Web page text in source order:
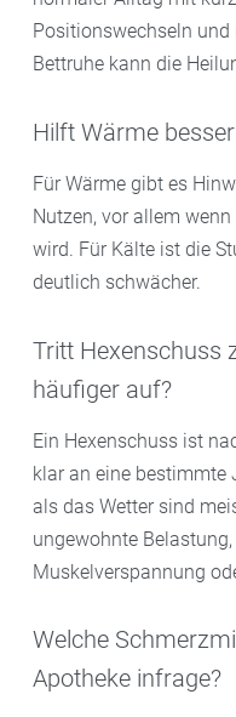
Positionswechseln
Bettruhe kann die
Hilft Wärme
Für Wärme gibt es
Nutzen, vor allem
wird. Für Kälte ist die
deutlich schwächer.
Tritt Hexenschuss
häufiger auf?
Ein Hexenschuss ist
klar an eine bestimmte
als das Wetter sind
ungewohnte
Muskelverspannung
Welche
Apotheke infrage?